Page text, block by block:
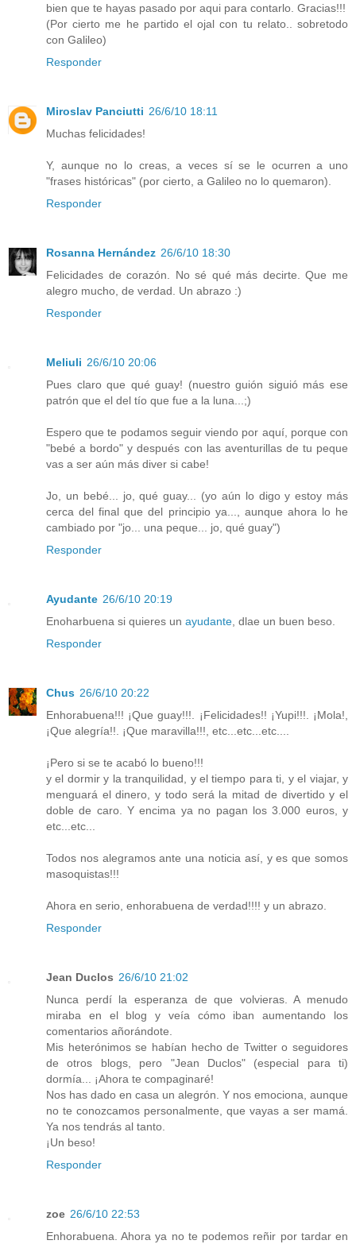
bien que te hayas pasado por aqui para contarlo. Gracias!!!
(Por cierto me he partido el ojal con tu relato.. sobretodo
con Galileo)
Responder
Miroslav Panciutti 26/6/10 18:11
Muchas felicidades!
Y, aunque no lo creas, a veces sí se le ocurren a uno
"frases históricas" (por cierto, a Galileo no lo quemaron).
Responder
Rosanna Hernández 26/6/10 18:30
Felicidades de corazón. No sé qué más decirte. Que me
alegro mucho, de verdad. Un abrazo :)
Responder
Meliuli 26/6/10 20:06
Pues claro que qué guay! (nuestro guión siguió más ese
patrón que el del tío que fue a la luna...;)
Espero que te podamos seguir viendo por aquí, porque con
"bebé a bordo" y después con las aventurillas de tu peque
vas a ser aún más diver si cabe!
Jo, un bebé... jo, qué guay... (yo aún lo digo y estoy más
cerca del final que del principio ya..., aunque ahora lo he
cambiado por "jo... una peque... jo, qué guay")
Responder
Ayudante 26/6/10 20:19
Enoharbuena si quieres un ayudante , dlae un buen beso.
Responder
Chus 26/6/10 20:22
Enhorabuena!!! ¡Que guay!!!. ¡Felicidades!! ¡Yupi!!!. ¡Mola!,
¡Que alegría!!. ¡Que maravilla!!!, etc...etc...etc....
¡Pero si se te acabó lo bueno!!!
y el dormir y la tranquilidad, y el tiempo para ti, y el viajar, y
menguará el dinero, y todo será la mitad de divertido y el
doble de caro. Y encima ya no pagan los 3.000 euros, y
etc...etc...
Todos nos alegramos ante una noticia así, y es que somos
masoquistas!!!
Ahora en serio, enhorabuena de verdad!!!! y un abrazo.
Responder
Jean Duclos 26/6/10 21:02
Nunca perdí la esperanza de que volvieras. A menudo
miraba en el blog y veía cómo iban aumentando los
comentarios añorándote.
Mis heterónimos se habían hecho de Twitter o seguidores
de otros blogs, pero "Jean Duclos" (especial para ti)
dormía... ¡Ahora te compaginaré!
Nos has dado en casa un alegrón. Y nos emociona, aunque
no te conozcamos personalmente, que vayas a ser mamá.
Ya nos tendrás al tanto.
¡Un beso!
Responder
zoe 26/6/10 22:53
Enhorabuena. Ahora ya no te podemos reñir por tardar en